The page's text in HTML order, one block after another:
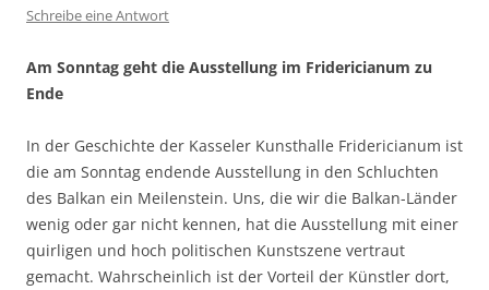
Schreibe eine Antwort
Am Sonntag geht die Ausstellung im Fridericianum zu
Ende
In der Geschichte der Kasseler Kunsthalle Fridericianum ist
die am Sonntag endende Ausstellung in den Schluchten
des Balkan ein Meilenstein. Uns, die wir die Balkan-Länder
wenig oder gar nicht kennen, hat die Ausstellung mit einer
quirligen und hoch politischen Kunstszene vertraut
gemacht. Wahrscheinlich ist der Vorteil der Künstler dort,